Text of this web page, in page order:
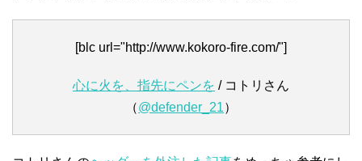
[blc url="http://www.kokoro-fire.com/"]
心に火を、指先にペンを / コトリさん
（@defender_21）